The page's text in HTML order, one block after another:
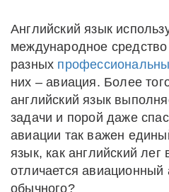
Английский язык
международное
разных
них – авиация. Более
английский язык
задачи и порой даже
авиации так важен
язык, как английский лег
отличается авиационный
обычного?